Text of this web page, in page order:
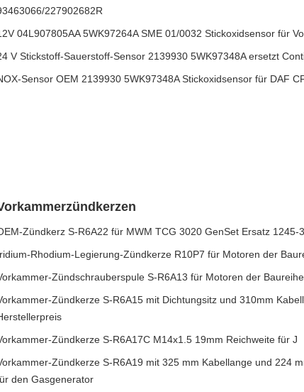
227902682R
04L907805AA 5WK97264A SME 01/0032 Stickoxidsensor für
V Stickstoff-Sauerstoff-Sensor 2139930 5WK97348A ersetzt
Sensor OEM 2139930 5WK97348A Stickoxidsensor für DAF
Zündkerz S-R6A22 für MWM TCG 3020 GenSet Ersatz 1245-
Rhodium-Legierung-Zündkerze R10P7 für Motoren der
Zündschrauberspule S-R6A13 für Motoren der
Zündkerze S-R6A15 mit Dichtungsitz und 310mm
Zündkerze S-R6A17C M14x1.5 19mm Reichweite für J
Zündkerze S-R6A19 mit 325 mm Kabellange und 224
den Gasgenerator